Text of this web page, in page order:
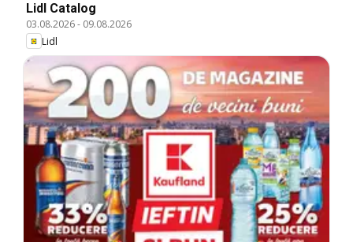
Lidl Catalog
03.08.2026- 09.08.2026
Lidl